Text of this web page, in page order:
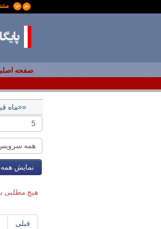
صفحه
««ماه
نمایش همه
هیچ مطلبی
قبلی